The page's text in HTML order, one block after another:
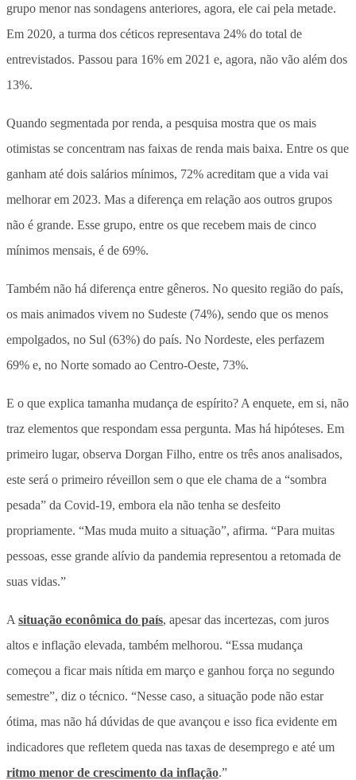
grupo menor nas sondagens anteriores, agora, ele cai pela metade.
Em 2020, a turma dos céticos representava 24% do total de
entrevistados. Passou para 16% em 2021 e, agora, não vão além dos
13%.
Quando segmentada por renda, a pesquisa mostra que os mais
otimistas se concentram nas faixas de renda mais baixa. Entre os que
ganham até dois salários mínimos, 72% acreditam que a vida vai
melhorar em 2023. Mas a diferença em relação aos outros grupos
não é grande. Esse grupo, entre os que recebem mais de cinco
mínimos mensais, é de 69%.
Também não há diferença entre gêneros. No quesito região do país,
os mais animados vivem no Sudeste (74%), sendo que os menos
empolgados, no Sul (63%) do país. No Nordeste, eles perfazem
69% e, no Norte somado ao Centro-Oeste, 73%.
E o que explica tamanha mudança de espírito? A enquete, em si, não
traz elementos que respondam essa pergunta. Mas há hipóteses. Em
primeiro lugar, observa Dorgan Filho, entre os três anos analisados,
este será o primeiro réveillon sem o que ele chama de a “sombra
pesada” da Covid-19, embora ela não tenha se desfeito
propriamente. “Mas muda muito a situação”, afirma. “Para muitas
pessoas, esse grande alívio da pandemia representou a retomada de
suas vidas.”
A situação econômica do país, apesar das incertezas, com juros
altos e inflação elevada, também melhorou. “Essa mudança
começou a ficar mais nítida em março e ganhou força no segundo
semestre”, diz o técnico. “Nesse caso, a situação pode não estar
ótima, mas não há dúvidas de que avançou e isso fica evidente em
indicadores que refletem queda nas taxas de desemprego e até um
ritmo menor de crescimento da inflação.”